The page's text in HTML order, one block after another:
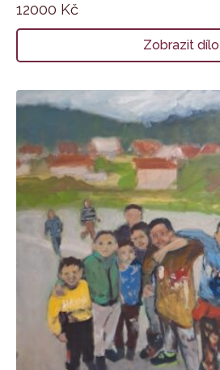
12000 Kč
Zobrazit dílo